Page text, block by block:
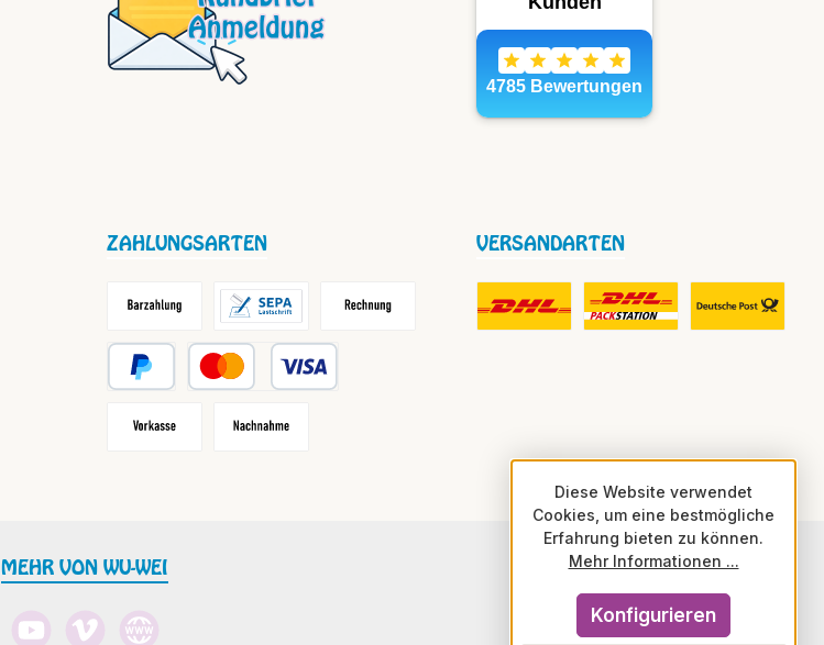
ZAHLUNGSARTEN
Lastschrift Rechnung
Barzahlung / Versandkostenfrei
VERSANDARTEN
MEHR VON WU-WEI
YouTube Vimeo Website
Diese Website verwendet
Cookies, um eine bestmögliche
Erfahrung bieten zu können.
Mehr Informationen ...
Konfigurieren